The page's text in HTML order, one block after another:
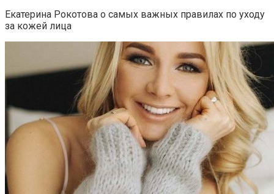
Екатерина Рокотова о самых важных правилах по уходу
за кожей лица